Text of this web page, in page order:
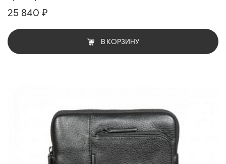
25 840 ₽
В КОРЗИНУ